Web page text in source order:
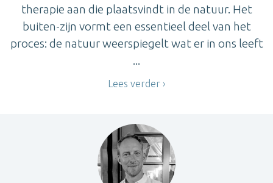
therapie aan die plaatsvindt in de natuur. Het
buiten-zijn vormt een essentieel deel van het
proces: de natuur weerspiegelt wat er in ons leeft
...
Lees verder